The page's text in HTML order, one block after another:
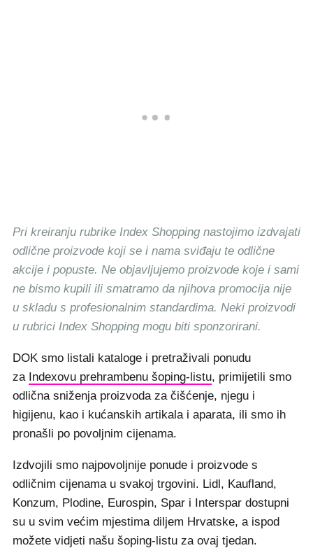
Pri kreiranju rubrike Index Shopping nastojimo izdvajati
odlične proizvode koji se i nama sviđaju te odlične
akcije i popuste. Ne objavljujemo proizvode koje i sami
ne bismo kupili ili smatramo da njihova promocija nije
u skladu s profesionalnim standardima. Neki proizvodi
u rubrici Index Shopping mogu biti sponzorirani.
DOK smo listali kataloge i pretraživali ponudu
za Indexovu prehrambenu šoping-listu, primijetili smo
odlična sniženja proizvoda za čišćenje, njegu i
higijenu, kao i kućanskih artikala i aparata, ili smo ih
pronašli po povoljnim cijenama.
Izdvojili smo najpovoljnije ponude i proizvode s
odličnim cijenama u svakoj trgovini. Lidl, Kaufland,
Konzum, Plodine, Eurospin, Spar i Interspar dostupni
su u svim većim mjestima diljem Hrvatske, a ispod
možete vidjeti našu šoping-listu za ovaj tjedan.